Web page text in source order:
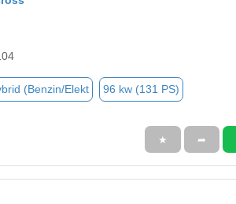
(Benzin/Elekt 96 kw (131 PS)
★ ➦